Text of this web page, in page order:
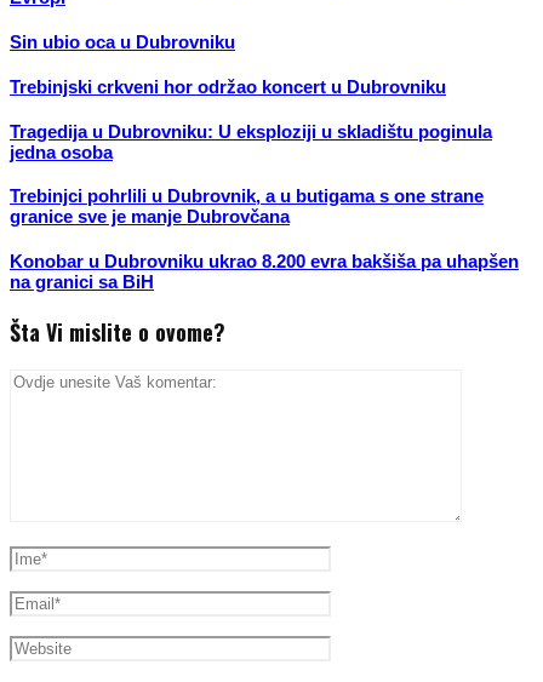
Sin ubio oca u Dubrovniku
Trebinjski crkveni hor održao koncert u Dubrovniku
Tragedija u Dubrovniku: U eksploziji u skladištu poginula
jedna osoba
Trebinjci pohrlili u Dubrovnik, a u butigama s one strane
granice sve je manje Dubrovčana
Konobar u Dubrovniku ukrao 8.200 evra bakšiša pa uhapšen
na granici sa BiH
Šta Vi mislite o ovome?